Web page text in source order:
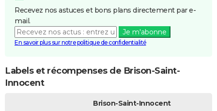
Recevez nos astuces et bons plans directement par e-
mail.
Je m'abonne
En savoir plus sur notre politique de confidentialité
Labels et récompenses de Brison-Saint-
Innocent
Brison-Saint-Innocent